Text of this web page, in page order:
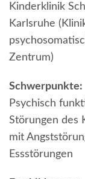
Kinderklinik
Karlsruhe
Zentrum)
Schwerpunkte:
Psychisch
Störungen des
mit
Essstörungen